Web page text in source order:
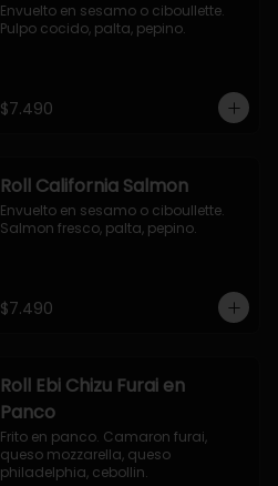
Envuelto en sesamo o ciboullette.
Pulpo cocido, palta, pepino.
$7.490
Roll California Salmon
Envuelto en sesamo o ciboullette.
Salmon fresco, palta, pepino.
$7.490
Roll Ebi Chizu Furai en
Panco
Frito en panco. Camaron furai,
queso mozzarella, queso
philadelphia, cebollin.